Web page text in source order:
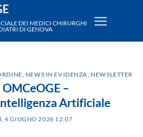
DEI MEDICI CHIRURGHI
DI GENOVA
NEWS IN EVIDENZA NEWSLETTER
–
Artificiale
4 GIUGNO 2026 12:07